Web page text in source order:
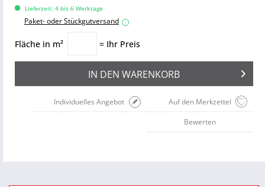
Lieferzeit: 4 bis 6 Werktage
Paket- oder Stückgutversand i
Fläche in m² = Ihr Preis
IN DEN WARENKORB
Auf den Merkzettel
Individuelles Angebot
Bewerten